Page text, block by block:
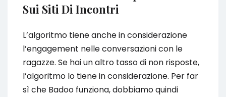
Sui Siti Di Incontri
L’algoritmo tiene anche in considerazione
l’engagement nelle conversazioni con le
ragazze. Se hai un altro tasso di non risposte,
l’algoritmo lo tiene in considerazione. Per far
sì che Badoo funziona, dobbiamo quindi